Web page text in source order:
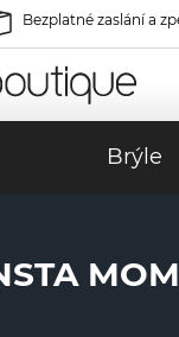
Bezplatné zaslání a
Brýle